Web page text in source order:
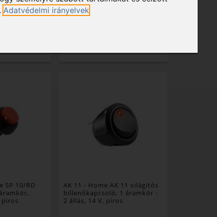
Adatvédelmi irányelvek
SP 10/RD
piros
AK 11 - Home AK 11 világítós
billenőkapcsoló, 1 áramkör -
2 állás, 14 V, piros